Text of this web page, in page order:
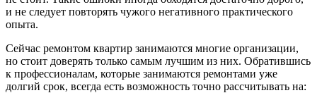
и не следует повторять чужого негативного практического
опыта.
Сейчас ремонтом квартир занимаются многие организации,
но стоит доверять только самым лучшим из них. Обратившись
к профессионалам, которые занимаются ремонтами уже
долгий срок, всегда есть возможность точно рассчитывать на: